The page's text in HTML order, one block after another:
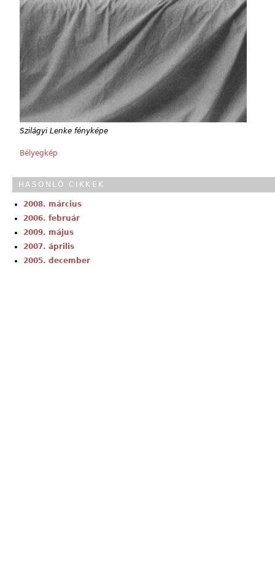
Szilágyi Lenke fényképe
Bélyegkép
HASONLÓ CIKKEK
2008. március
2006. február
2009. május
2007. április
2005. december